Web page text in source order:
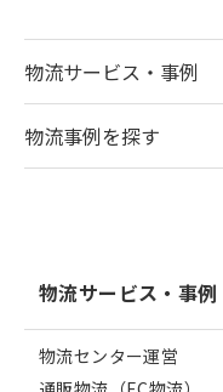
物流サービス・事例
物流事例を探す
物流サービス・事例
物流センター運営